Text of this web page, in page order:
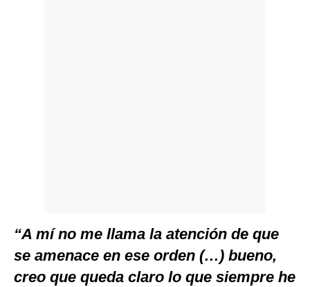
“A mí no me llama la atención de que
se amenace en ese orden (…) bueno,
creo que queda claro lo que siempre he